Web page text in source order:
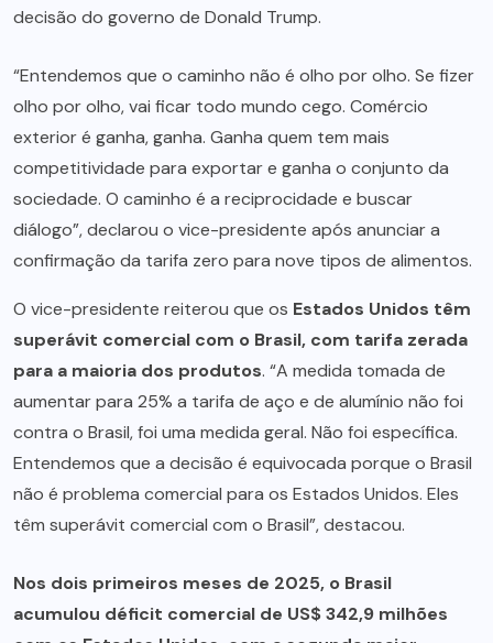
decisão do governo de Donald Trump.
“Entendemos que o caminho não é olho por olho. Se fizer
olho por olho, vai ficar todo mundo cego. Comércio
exterior é ganha, ganha. Ganha quem tem mais
competitividade para exportar e ganha o conjunto da
sociedade. O caminho é a reciprocidade e buscar
diálogo”, declarou o vice-presidente após anunciar a
confirmação da tarifa zero para nove tipos de alimentos.
O vice-presidente reiterou que os Estados Unidos têm
superávit comercial com o Brasil, com tarifa zerada
para a maioria dos produtos. “A medida tomada de
aumentar para 25% a tarifa de aço e de alumínio não foi
contra o Brasil, foi uma medida geral. Não foi específica.
Entendemos que a decisão é equivocada porque o Brasil
não é problema comercial para os Estados Unidos. Eles
têm superávit comercial com o Brasil”, destacou.
Nos dois primeiros meses de 2025, o Brasil
acumulou déficit comercial de US$ 342,9 milhões